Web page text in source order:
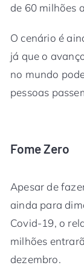
de 60 milhões
O cenário é
já que o
no mundo
pessoas
Fome Zero
Apesar de
ainda para
Covid-19, o
milhões
dezembro.